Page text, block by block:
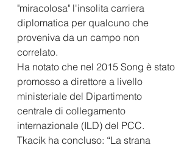
"miracolosa" l'insolita carriera
diplomatica per qualcuno che
proveniva da un campo non
correlato.
Ha notato che nel 2015 Song è stato
promosso a direttore a livello
ministeriale del Dipartimento
centrale di collegamento
internazionale (ILD) del PCC.
Tkacik ha concluso: “La strana